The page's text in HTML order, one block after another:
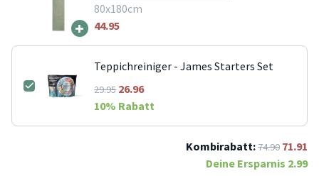
+
80x180cm
44.95
Teppichreiniger - James Starters Set
29.9526.96
10% Rabatt
Kombirabatt:74.90 71.91
Deine Ersparnis 2.99